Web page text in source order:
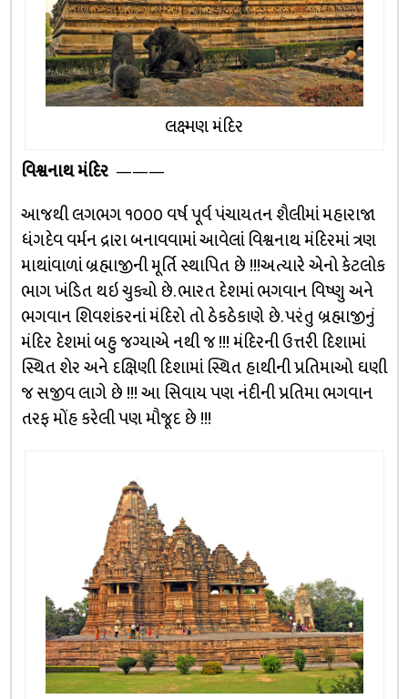
લક્ષ્મણ મંદિર
વિશ્વનાથ મંદિર———
આજથી લગભગ ૧૦૦૦ વર્ષ પૂર્વ પંચાયતન શૈલીમાં મહારાજા
ધંગદેવ વર્મન દ્રારા બનાવવામાં આવેલાં વિશ્વનાથ મંદિરમાં ત્રણ
માથાંવાળાં બ્રહ્માજીની મૂર્તિ સ્થાપિત છે !!!અત્યારે એનો કેટલોક
ભાગ ખંડિત થઇ ચુક્યો છે. ભારત દેશમાં ભગવાન વિષ્ણુ અને
ભગવાન શિવશંકરનાં મંદિરો તો ઠેકઠેકાણે છે. પરંતુ બ્રહ્માજીનું
મંદિર દેશમાં બહુ જગ્યાએ નથી જ !!! મંદિરની ઉત્તરી દિશામાં
સ્થિત શેર અને દક્ષિણી દિશામાં સ્થિત હાથીની પ્રતિમાઓ ઘણી
જ સજીવ લાગે છે !!! આ સિવાય પણ નંદીની પ્રતિમા ભગવાન
તરફ મોંહ કરેલી પણ મૌજૂદ છે !!!